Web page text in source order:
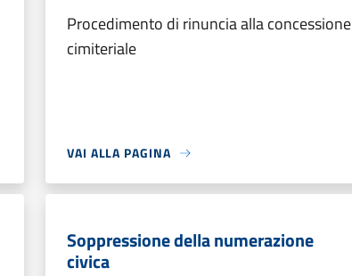
Procedimento di rinuncia alla concessione
cimiteriale
VAI ALLA PAGINA
Soppressione della numerazione
civica